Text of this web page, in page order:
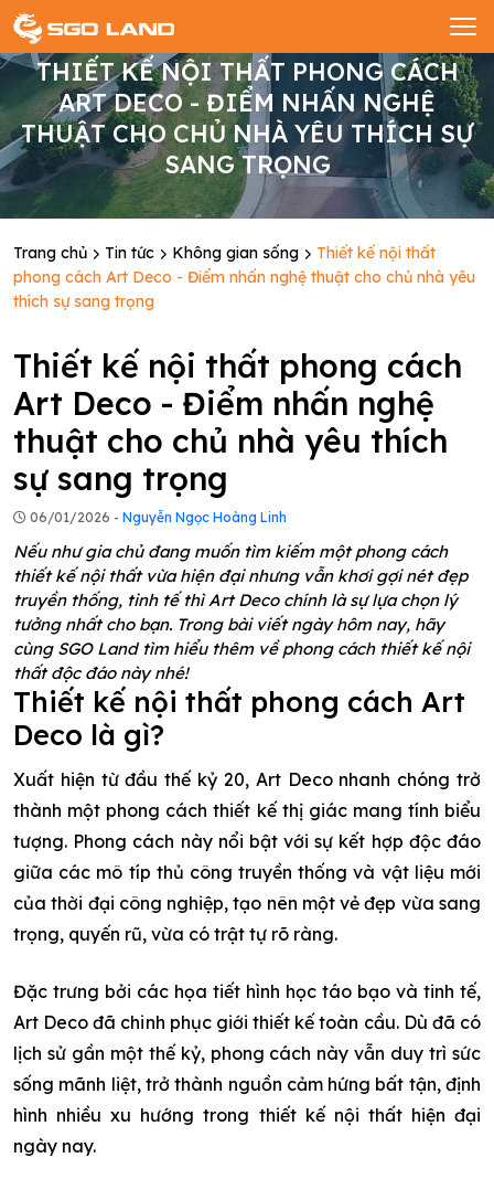
THIẾT KẾ NỘI THẤT PHONG CÁCH
ART DECO - ĐIỂM NHẤN NGHỆ
THUẬT CHO CHỦ NHÀ YÊU THÍCH SỰ
SANG TRỌNG
Trang chủ Tin tức Không gian sống
Thiết kế nội thất
phong cách Art Deco - Điểm nhấn nghệ thuật cho chủ nhà yêu
thích sự sang trọng
Thiết kế nội thất phong cách
Art Deco - Điểm nhấn nghệ
thuật cho chủ nhà yêu thích
sự sang trọng
06/01/2026 - Nguyễn Ngọc Hoàng Linh
Nếu như gia chủ đang muốn tìm kiếm một phong cách
thiết kế nội thất vừa hiện đại nhưng vẫn khơi gợi nét đẹp
truyền thống, tinh tế thì Art Deco chính là sự lựa chọn lý
tưởng nhất cho bạn. Trong bài viết ngày hôm nay, hãy
cùng SGO Land tìm hiểu thêm về phong cách thiết kế nội
thất độc đáo này nhé!
Thiết kế nội thất phong cách Art
Deco là gì?
Xuất hiện từ đầu thế kỷ 20, Art Deco nhanh chóng trở
thành một phong cách thiết kế thị giác mang tính biểu
tượng. Phong cách này nổi bật với sự kết hợp độc đáo
giữa các mô típ thủ công truyền thống và vật liệu mới
của thời đại công nghiệp, tạo nên một vẻ đẹp vừa sang
trọng, quyến rũ, vừa có trật tự rõ ràng.
Đặc trưng bởi các họa tiết hình học táo bạo và tinh tế,
Art Deco đã chinh phục giới thiết kế toàn cầu. Dù đã có
lịch sử gần một thế kỷ, phong cách này vẫn duy trì sức
sống mãnh liệt, trở thành nguồn cảm hứng bất tận, định
hình nhiều xu hướng trong thiết kế nội thất hiện đại
ngày nay.